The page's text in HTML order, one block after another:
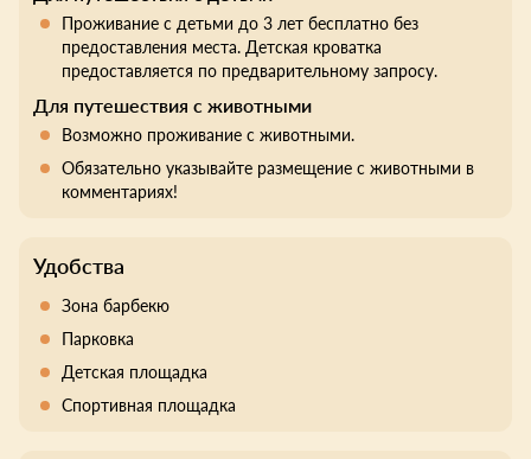
Проживание с детьми до 3 лет бесплатно без
предоставления места. Детская кроватка
предоставляется по предварительному запросу.
Для путешествия с животными
Возможно проживание с животными.
Обязательно указывайте размещение с животными в
комментариях!
Удобства
Зона барбекю
Парковка
Детская площадка
Спортивная площадка